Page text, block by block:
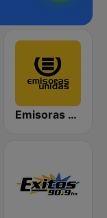
Emisoras Unidas